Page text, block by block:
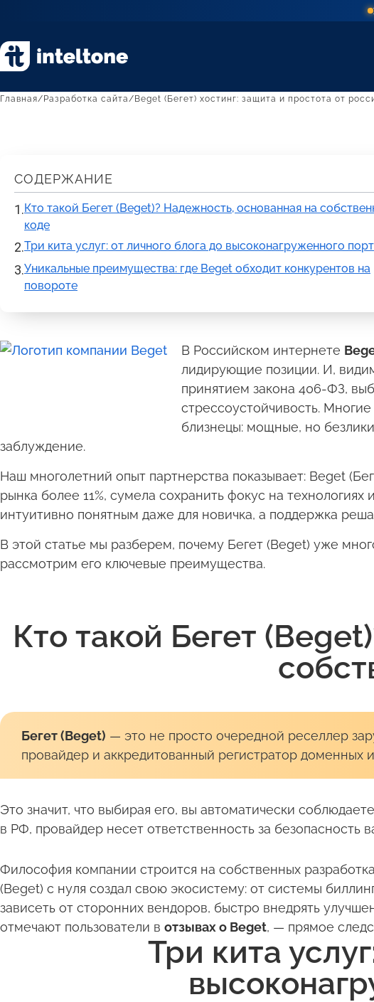
Главная Разработка сайта Beget (Бегет) хостинг: защита и простота от
СОДЕРЖАНИЕ
Кто такой Бегет (Beget)? Надежность, основанная на
коде
Три кита услуг: от личного блога до высоконагруженного
Уникальные преимущества: где Beget обходит конкурентов на
повороте
В Российском интернете
лидирующие позиции. И,
принятием закона 406-ФЗ,
стрессоустойчивость.
близнецы: мощные, но
заблуждение.
Наш многолетний опыт партнерства показывает: Beget
рынка более 11%, сумела сохранить фокус на
интуитивно понятным даже для новичка, а поддержка
В этой статье мы разберем, почему Бегет (Beget) уже
рассмотрим его ключевые преимущества.
Кто такой Бегет
Бегет (Beget) — это не просто очередной реселлер
провайдер и аккредитованный регистратор доменных
Это значит, что выбирая его, вы автоматически
в РФ, провайдер несет ответственность за
Философия компании строится на собственных
(Beget) с нуля создал свою экосистему: от системы
зависеть от сторонних вендоров, быстро внедрять
отмечают пользователи в отзывах о Beget, — прямое
Три кита